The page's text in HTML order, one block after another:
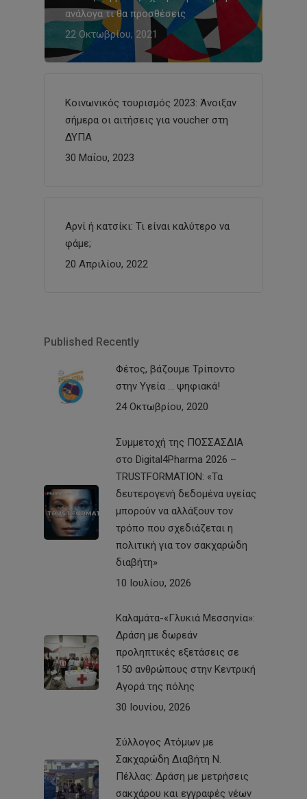
ανάλογα τι θα προσθέσεις
22 Οκτωβρίου, 2021
Κοινωνικός τουρισμός 2023: Άνοιξαν
σήμερα οι αιτήσεις για voucher στη
ΔΥΠΑ
30 Μαΐου, 2023
Αρνί ή κατσίκι: Τι είναι καλύτερο να
φάμε;
20 Απριλίου, 2022
Published Recently
Φέτος, βάζουμε Τρίποντο
στην Υγεία … ψηφιακά!
24 Οκτωβρίου, 2020
Συμμετοχή της ΠΟΣΣΑΣΔΙΑ
στο Digital4Pharma 2026 –
TRUSTFORMATION: «Τα
δευτερογενή δεδομένα υγείας
μπορούν να αλλάξουν τον
τρόπο που σχεδιάζεται η
πολιτική για τον σακχαρώδη
διαβήτη»
10 Ιουλίου, 2026
Καλαμάτα-«Γλυκιά Μεσσηνία»:
Δράση με δωρεάν
προληπτικές εξετάσεις σε
150 ανθρώπους στην Κεντρική
Αγορά της πόλης
30 Ιουνίου, 2026
Σύλλογος Ατόμων με
Σακχαρώδη Διαβήτη Ν.
Πέλλας: Δράση με μετρήσεις
σακχάρου και εγγραφές νέων